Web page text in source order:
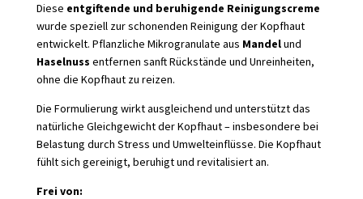
Diese entgiftende und beruhigende Reinigungscreme
wurde speziell zur schonenden Reinigung der Kopfhaut
entwickelt. Pflanzliche Mikrogranulate aus Mandelund
Haselnuss entfernen sanft Rückstände und Unreinheiten,
ohne die Kopfhaut zu reizen.
Die Formulierung wirkt ausgleichend und unterstützt das
natürliche Gleichgewicht der Kopfhaut – insbesondere bei
Belastung durch Stress und Umwelteinflüsse. Die Kopfhaut
fühlt sich gereinigt, beruhigt und revitalisiert an.
Frei von: